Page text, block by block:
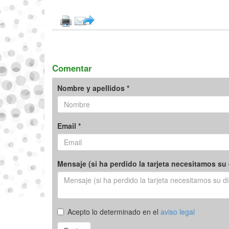
Comentar
Nombre y apellidos *
Email *
Mensaje (si ha perdido la tarjeta necesitamos
Acepto lo determinado en el aviso legal